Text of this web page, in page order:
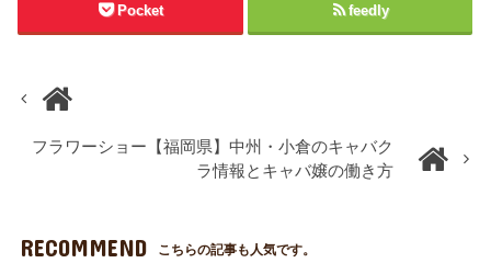
Pocket feedly
フラワーショー【福岡県】中州・小倉のキャバク
ラ情報とキャバ嬢の働き方
RECOMMEND こちらの記事も人気です。